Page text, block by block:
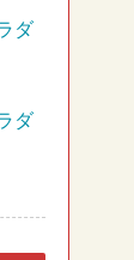
ダ
ダ